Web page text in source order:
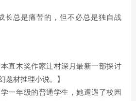
长总是痛苦的，但不必总是独自战
本直木奖作家辻村深月最新一部探讨
题材推理小说。】
一年级的普通学生，她遭遇了校园